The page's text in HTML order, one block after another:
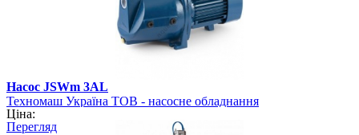
Насос JSWm 3АL
Техномаш Україна ТОВ - насосне обладнання
Ціна:
Перегляд